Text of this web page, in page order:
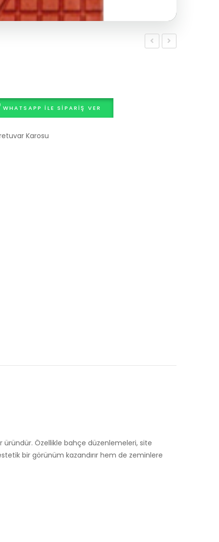
WHATSAPP ILE SIPARIŞ VER
Karosu
üründür. Özellikle bahçe düzenlemeleri, site
bir görünüm kazandırır hem de zeminlere